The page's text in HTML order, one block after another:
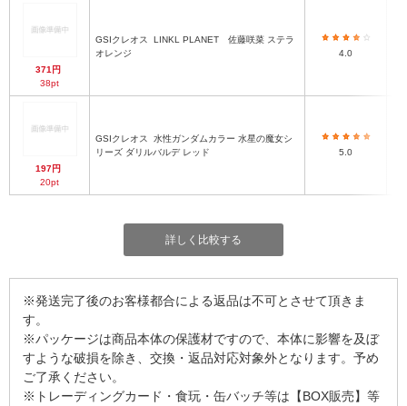
371円
38pt
GSIクレオス
オレンジ
4.0
197円
20pt
GSIクレオス
リーズ ダリルバルデ レッド
5.0
詳しく比較する
※発送完了後のお客様都合による返品は不可とさせて頂きま
す。
※パッケージは商品本体の保護材ですので、本体に影響を及ぼ
すような破損を除き、交換・返品対応対象外となります。予め
ご了承ください。
※トレーディングカード・食玩・缶バッチ等は【BOX販売】等